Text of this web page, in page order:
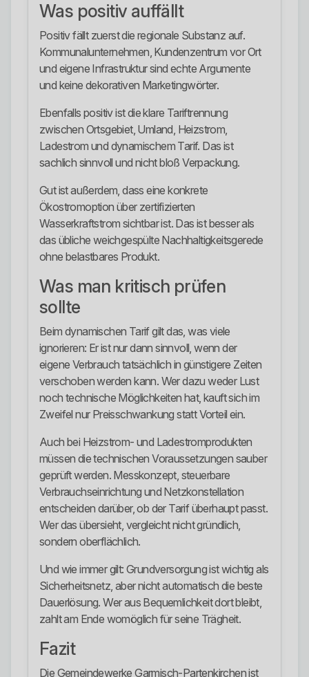
Was positiv auffällt
Positiv fällt zuerst die regionale Substanz auf.
Kommunalunternehmen, Kundenzentrum vor Ort
und eigene Infrastruktur sind echte Argumente
und keine dekorativen Marketingwörter.
Ebenfalls positiv ist die klare Tariftrennung
zwischen Ortsgebiet, Umland, Heizstrom,
Ladestrom und dynamischem Tarif. Das ist
sachlich sinnvoll und nicht bloß Verpackung.
Gut ist außerdem, dass eine konkrete
Ökostromoption über zertifizierten
Wasserkraftstrom sichtbar ist. Das ist besser als
das übliche weichgespülte Nachhaltigkeitsgerede
ohne belastbares Produkt.
Was man kritisch prüfen
sollte
Beim dynamischen Tarif gilt das, was viele
ignorieren: Er ist nur dann sinnvoll, wenn der
eigene Verbrauch tatsächlich in günstigere Zeiten
verschoben werden kann. Wer dazu weder Lust
noch technische Möglichkeiten hat, kauft sich im
Zweifel nur Preisschwankung statt Vorteil ein.
Auch bei Heizstrom- und Ladestromprodukten
müssen die technischen Voraussetzungen sauber
geprüft werden. Messkonzept, steuerbare
Verbrauchseinrichtung und Netzkonstellation
entscheiden darüber, ob der Tarif überhaupt passt.
Wer das übersieht, vergleicht nicht gründlich,
sondern oberflächlich.
Und wie immer gilt: Grundversorgung ist wichtig als
Sicherheitsnetz, aber nicht automatisch die beste
Dauerlösung. Wer aus Bequemlichkeit dort bleibt,
zahlt am Ende womöglich für seine Trägheit.
Fazit
Die Gemeindewerke Garmisch-Partenkirchen ist